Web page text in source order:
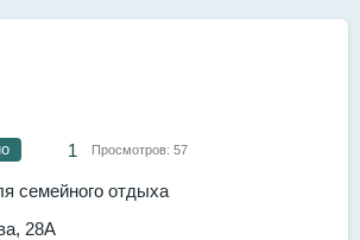
1 Просмотров: 57
семейного отдыха
28А